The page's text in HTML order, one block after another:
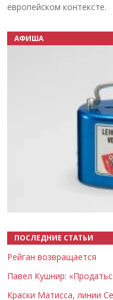
европейском контексте.
АФИША
ПОСЛЕДНИЕ СТАТЬИ
Рейган возвращается
Павел Кушнир:
Краски Матисса, линии